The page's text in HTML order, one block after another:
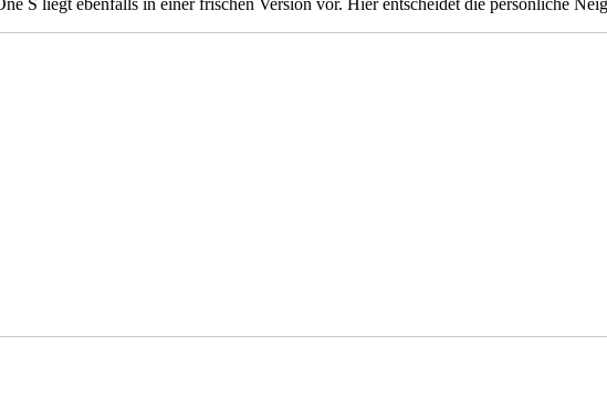
S liegt ebenfalls in einer frischen Version vor. Hier entscheidet die persönliche